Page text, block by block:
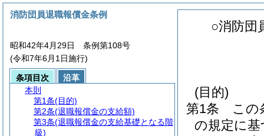
○消防団
(目的)
第1条
この
の規定に
消防団員退職報償金条例
昭和42年4月29日 条例第108号
(令和7年6月1日施行)
条項目次
沿革
本則
第1条(目的)
第2条(退職報償金の支給額)
第3条(退職報償金の支給基礎となる階
級)